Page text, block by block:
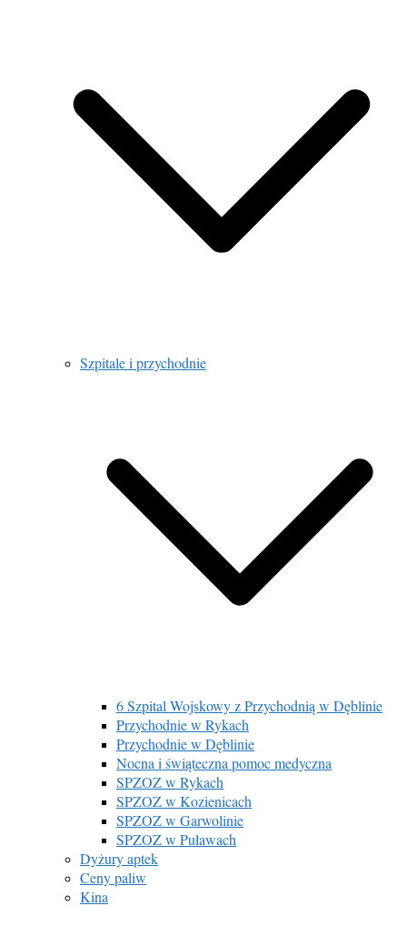
Szpitale i przychodnie
6 Szpital Wojskowy z Przychodnią w Dęblinie
Przychodnie w Rykach
Przychodnie w Dęblinie
Nocna i świąteczna pomoc medyczna
SPZOZ w Rykach
SPZOZ w Kozienicach
SPZOZ w Garwolinie
SPZOZ w Puławach
Dyżury aptek
Ceny paliw
Kina